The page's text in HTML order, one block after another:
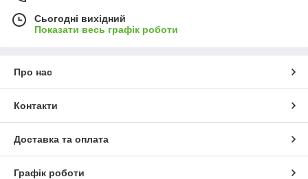
Сьогодні вихідний
Показати весь графік роботи
Про нас
Контакти
Доставка та оплата
Графік роботи